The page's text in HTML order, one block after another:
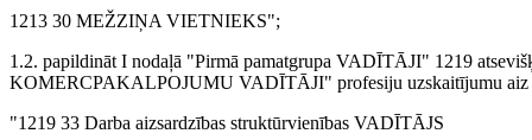
1213 30 MEŽZIŅA VIETNIEKS";
1.2. papildināt I nodaļā "Pirmā pamatgrupa VADĪTĀJI" 1219
KOMERCPAKALPOJUMU VADĪTĀJI" profesiju uzskaitījumu aiz
"1219 33 Darba aizsardzības struktūrvienības VADĪTĀJS